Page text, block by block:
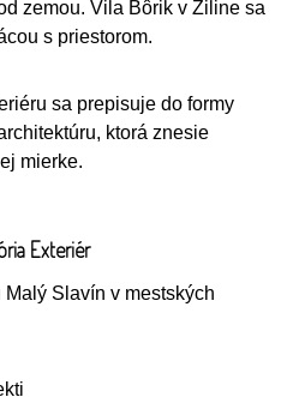
zemou. Vila Bôrik v Žiline sa
s priestorom.
sa prepisuje do formy
ktorá znesie
mierke.
Exteriér
Slavín v mestských